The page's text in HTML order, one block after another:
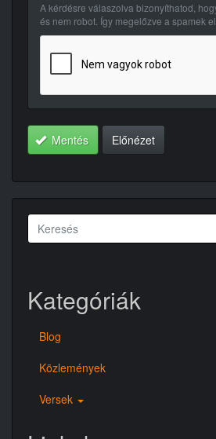
A kérdésre válaszolva bizonyíthatod,
és nem robot. Így megelőzve a spamek
Mentés Előnézet
Keresés
űrlap
Kategóriák
Blog
Közlemények
Versek